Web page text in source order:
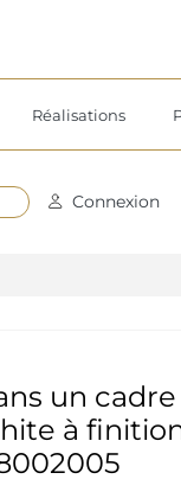
Réalisations
Connexion
un cadre
à